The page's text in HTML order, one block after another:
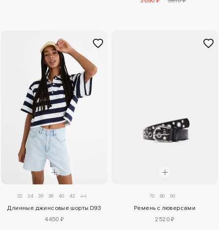
32 34 36 38 40 42 44
Длинные джинсовые шорты D93
4450 ₽
70 80 90
Ремень с люверсами
2520 ₽